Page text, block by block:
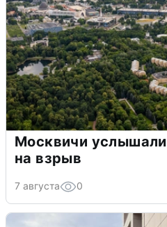
Москвичи
на взрыв
7 августа 0